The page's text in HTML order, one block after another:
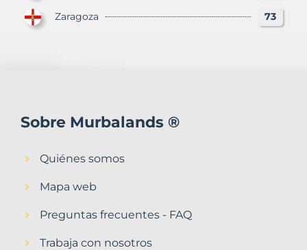
Zaragoza 73
Sobre Murbalands ®
Quiénes somos
Mapa web
Preguntas frecuentes - FAQ
Trabaja con nosotros